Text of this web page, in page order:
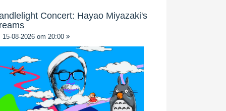
Concert: Hayao Miyazaki's
15-08-2026 om 20:00